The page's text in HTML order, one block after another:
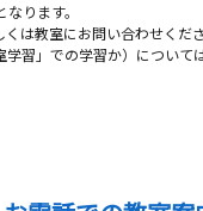
ります。
は教室にお問い合わせくだ
習」での学習か）について